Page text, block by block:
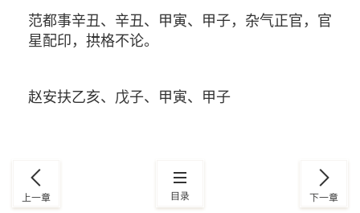
范都事辛丑、辛丑、甲寅、甲子，杂气正官，官
星配印，拱格不论。
赵安扶乙亥、戊子、甲寅、甲子